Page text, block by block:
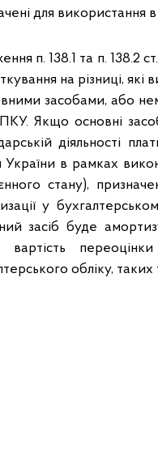
для використання
п. 138.1 та п. 138.2
на різниці,
засобами, або
Якщо основні
діяльності
в рамках
стану),
у
засіб буде
вартість
обліку,